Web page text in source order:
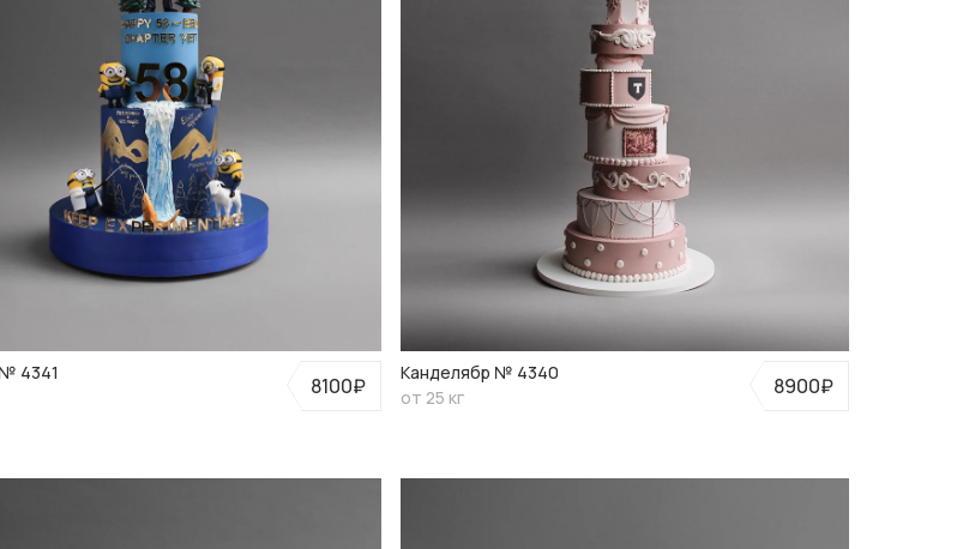
ТОРТЫ НА ГОДИК
4341
8100₽
Канделябр № 4340
от 25 кг
8900₽